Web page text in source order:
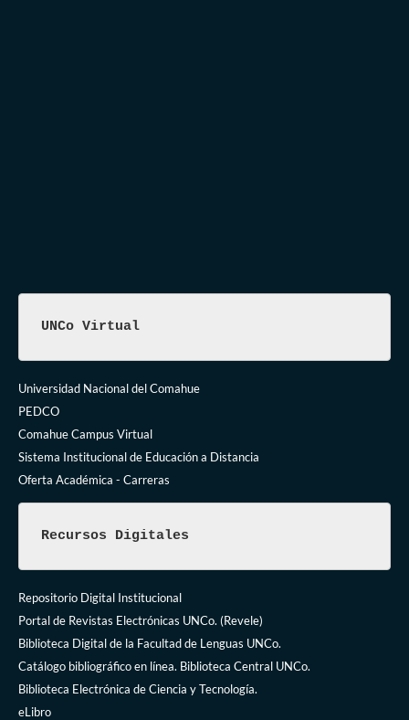
UNCo Virtual
Universidad Nacional del Comahue
PEDCO
Comahue Campus Virtual
Sistema Institucional de Educación a Distancia
Oferta Académica - Carreras
Recursos Digitales
Repositorio Digital Institucional
Portal de Revistas Electrónicas UNCo. (Revele)
Biblioteca Digital de la Facultad de Lenguas UNCo.
Catálogo bibliográfico en línea. Biblioteca Central UNCo.
Biblioteca Electrónica de Ciencia y Tecnología.
eLibro